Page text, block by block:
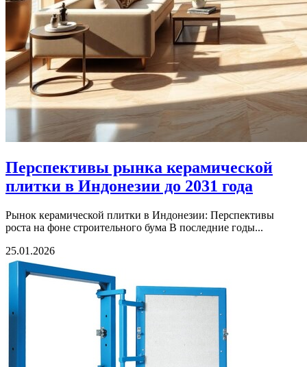
Перспективы рынка керамической
плитки в Индонезии до 2031 года
Рынок керамической плитки в Индонезии: Перспективы
роста на фоне строительного бума В последние годы...
25.01.2026